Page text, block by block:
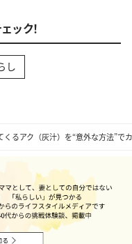
くるアク（灰汁）を“意外な方法”で
ック！
し